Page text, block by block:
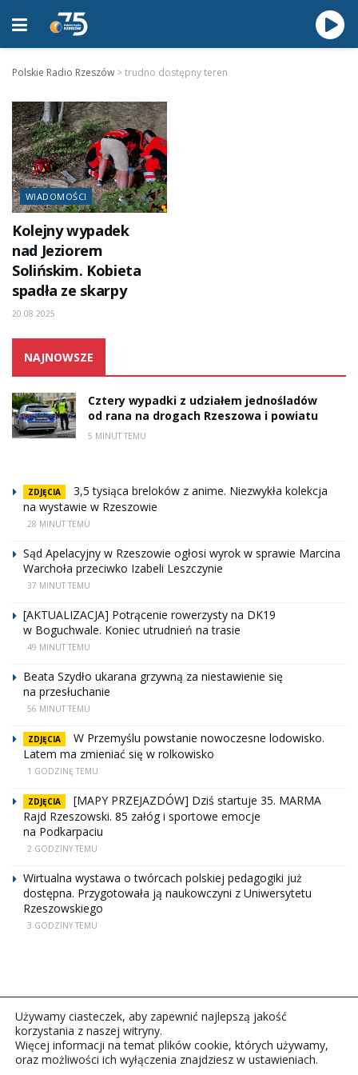
Polskie Radio Rzeszów >trudno dostępny teren
WIADOMOŚCI
Kolejny wypadek
nad Jeziorem
Solińskim. Kobieta
spadła ze skarpy
20.08.2025
NAJNOWSZE
Cztery wypadki z udziałem jednośladów
od rana na drogach Rzeszowa i powiatu
5 MINUT TEMU
ZDJĘCIA
3,5 tysiąca breloków z anime. Niezwykła kolekcja
na wystawie w Rzeszowie
28 MINUT TEMU
Sąd Apelacyjny w Rzeszowie ogłosi wyrok w sprawie Marcina
Warchoła przeciwko Izabeli Leszczynie
37 MINUT TEMU
[AKTUALIZACJA] Potrącenie rowerzysty na DK19
w Boguchwale. Koniec utrudnień na trasie
49 MINUT TEMU
Beata Szydło ukarana grzywną za niestawienie się
na przesłuchanie
56 MINUT TEMU
ZDJĘCIA
W Przemyślu powstanie nowoczesne lodowisko.
Latem ma zmieniać się w rolkowisko
1 GODZINĘ TEMU
ZDJĘCIA
[MAPY PRZEJAZDÓW] Dziś startuje 35. MARMA
Rajd Rzeszowski. 85 załóg i sportowe emocje
na Podkarpaciu
2 GODZINY TEMU
Wirtualna wystawa o twórcach polskiej pedagogiki już
dostępna. Przygotowała ją naukowczyni z Uniwersytetu
Rzeszowskiego
3 GODZINY TEMU
Copyright © 2026Polskie Radio Rzeszów S.A. w likwidacj.
Używamy ciasteczek, aby zapewnić najlepszą jakość
korzystania z naszej witryny.
Więcej informacji na temat plików cookie, których używamy,
oraz możliwości ich wyłączenia znajdziesz w ustawieniach.